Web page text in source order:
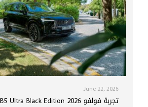
June 22, 2026